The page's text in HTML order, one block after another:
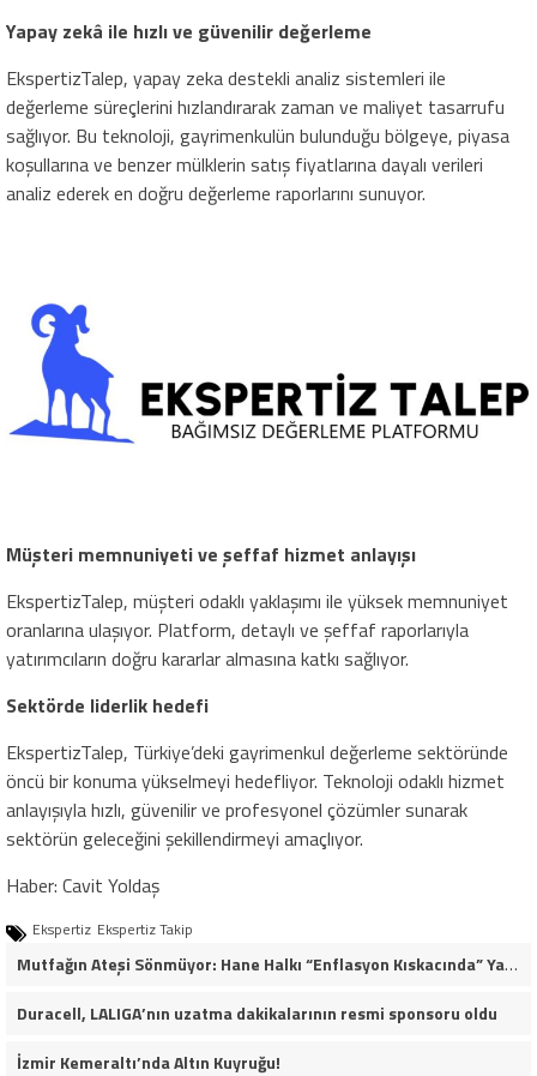
Yapay zekâ ile hızlı ve güvenilir değerleme
EkspertizTalep, yapay zeka destekli analiz sistemleri ile
değerleme süreçlerini hızlandırarak zaman ve maliyet tasarrufu
sağlıyor. Bu teknoloji, gayrimenkulün bulunduğu bölgeye, piyasa
koşullarına ve benzer mülklerin satış fiyatlarına dayalı verileri
analiz ederek en doğru değerleme raporlarını sunuyor.
Müşteri memnuniyeti ve şeffaf hizmet anlayışı
EkspertizTalep, müşteri odaklı yaklaşımı ile yüksek memnuniyet
oranlarına ulaşıyor. Platform, detaylı ve şeffaf raporlarıyla
yatırımcıların doğru kararlar almasına katkı sağlıyor.
Sektörde liderlik hedefi
EkspertizTalep, Türkiye’deki gayrimenkul değerleme sektöründe
öncü bir konuma yükselmeyi hedefliyor. Teknoloji odaklı hizmet
anlayışıyla hızlı, güvenilir ve profesyonel çözümler sunarak
sektörün geleceğini şekillendirmeyi amaçlıyor.
Haber: Cavit Yoldaş
Ekspertiz Ekspertiz Takip
Mutfağın Ateşi Sönmüyor: Hane Halkı “Enflasyon Kıskacında” Yaşam Mücadelesi Veriyor
Duracell, LALIGA’nın uzatma dakikalarının resmi sponsoru oldu
İzmir Kemeraltı’nda Altın Kuyruğu!